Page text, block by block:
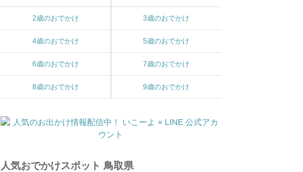
2歳のおでかけ 3歳のおでかけ
4歳のおでかけ 5歳のおでかけ
6歳のおでかけ 7歳のおでかけ
8歳のおでかけ 9歳のおでかけ
人気おでかけスポット 鳥取県